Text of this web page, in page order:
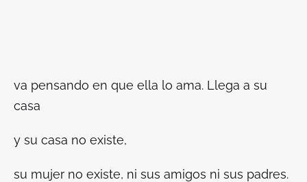
va pensando en que ella lo ama. Llega a su
casa
y su casa no existe,
su mujer no existe, ni sus amigos ni sus padres.